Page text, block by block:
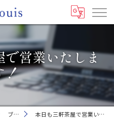
で営業いたしま
！
ブログ 本日も三軒茶屋で営業いたします！